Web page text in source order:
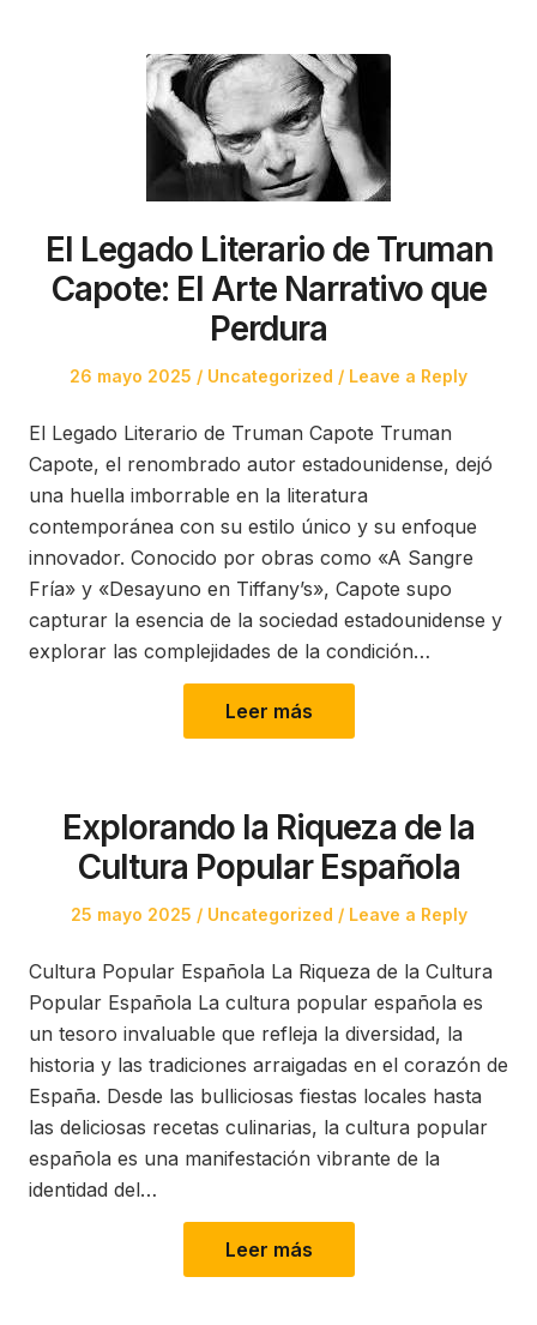
El Legado Literario de Truman
Capote: El Arte Narrativo que
Perdura
Posted
26 mayo 2025
Posted
Uncategorized Leave a Reply
El Legado Literario de Truman Capote Truman
Capote, el renombrado autor estadounidense, dejó
una huella imborrable en la literatura
contemporánea con su estilo único y su enfoque
innovador. Conocido por obras como «A Sangre
Fría» y «Desayuno en Tiffany’s», Capote supo
capturar la esencia de la sociedad estadounidense y
explorar las complejidades de la condición…
Leer más
Explorando la Riqueza de la
Cultura Popular Española
Posted
25 mayo 2025
Posted
Uncategorized Leave a Reply
Cultura Popular Española La Riqueza de la Cultura
Popular Española La cultura popular española es
un tesoro invaluable que refleja la diversidad, la
historia y las tradiciones arraigadas en el corazón de
España. Desde las bulliciosas fiestas locales hasta
las deliciosas recetas culinarias, la cultura popular
española es una manifestación vibrante de la
identidad del…
Leer más